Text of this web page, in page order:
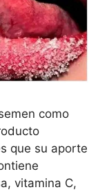
como
que su aporte
vitamina C,